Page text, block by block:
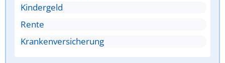
Kindergeld
Rente
Krankenversicherung